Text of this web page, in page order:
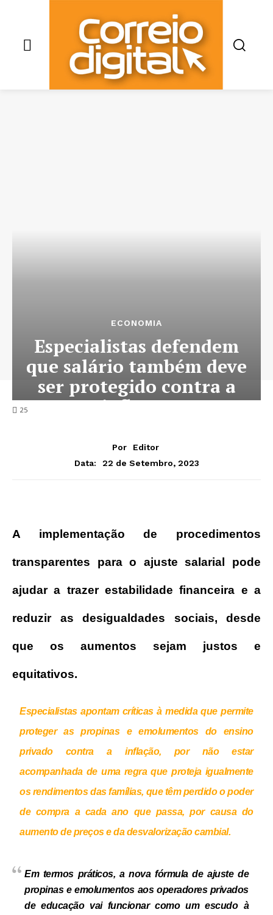
25
ECONOMIA
Especialistas defendem
que salário também deve
ser protegido contra a
inflação
Por
Editor
Data:
22 de Setembro, 2023
A implementação de procedimentos
transparentes para o ajuste salarial pode
ajudar a trazer estabilidade financeira e a
reduzir as desigualdades sociais, desde
que os aumentos sejam justos e
equitativos.
Especialistas apontam críticas à medida que permite
proteger as propinas e emolumentos do ensino
privado contra a inflação, por não estar
acompanhada de uma regra que proteja igualmente
os rendimentos das famílias, que têm perdido o poder
de compra a cada ano que passa, por causa do
aumento de preços e da desvalorização cambial.
Em termos práticos, a nova fórmula de ajuste de
propinas e emolumentos aos operadores privados
de educação vai funcionar como um escudo à